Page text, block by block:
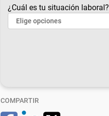
¿Cuál es tu situación laboral?
COMPARTIR